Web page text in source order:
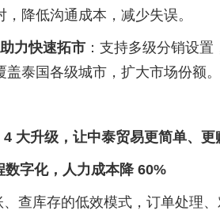
降低沟通成本，减少失误。
力快速拓市 ：支持多级分销设
泰国各级城市，扩大市场份额。
4 大升级，让中泰贸易更简单、更
数字化，人力成本降 60%
查库存的低效模式，订单处理